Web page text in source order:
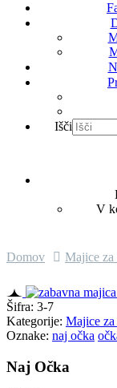
Išči
V
Domov Majice za
Šifra: 3-7
Kategorije: Majice za
Oznake: naj očka
Naj Očka